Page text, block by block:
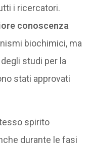
i ricercatori.
conoscenza
biochimici, ma
studi per la
stati approvati
spirito
durante le fasi